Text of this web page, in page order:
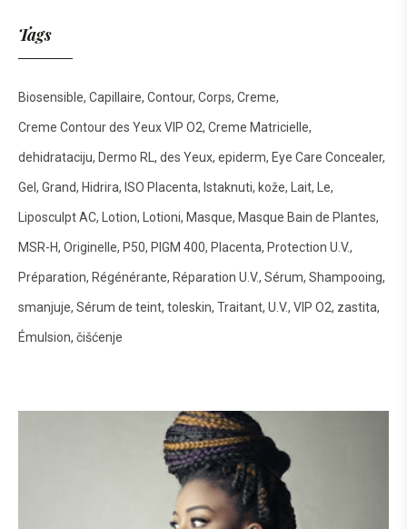
Tags
Biosensible Capillaire Contour Corps Creme
Creme Contour des Yeux VIP O2 Creme Matricielle
dehidrataciju Dermo RL des Yeux epiderm Eye Care Concealer
Gel Grand Hidrira ISO Placenta Istaknuti kože Lait Le
Liposculpt AC Lotion Lotioni Masque Masque Bain de Plantes
MSR-H Originelle P50 PIGM 400 Placenta Protection U.V.
Préparation Régénérante Réparation U.V. Sérum Shampooing
smanjuje Sérum de teint toleskin Traitant U.V. VIP O2 zastita
Émulsion čišćenje